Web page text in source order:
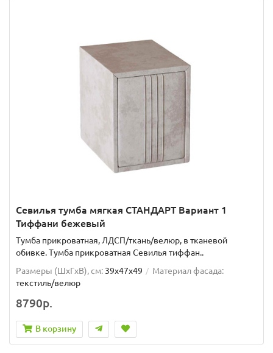
Севилья тумба мягкая СТАНДАРТ Вариант 1
Тиффани бежевый
Тумба прикроватная, ЛДСП/ткань/велюр, в тканевой
обивке. Тумба прикроватная Севилья тиффан..
Размеры (ШxГxВ), см: 39x47x49
Материал фасада:
текстиль/велюр
8790р.
В корзину